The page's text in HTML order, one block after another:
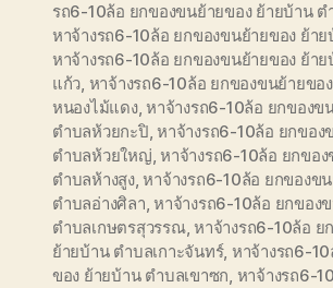
รถ6-10ล้อ ยกของขนย้ายของ ย้ายบ้าน
หาจ้างรถ6-10ล้อ ยกของขนย้ายของ ย้า
หาจ้างรถ6-10ล้อ ยกของขนย้ายของ ย้า
แก้ว, หาจ้างรถ6-10ล้อ ยกของขนย้ายขอ
หนองไม้แดง,หาจ้างรถ6-10ล้อ ยกของข
ตำบลห้วยกะปิ,หาจ้างรถ6-10ล้อ ยกของ
ตำบลห้วยใหญ่,หาจ้างรถ6-10ล้อ ยกขอ
ตำบลห้างสูง,หาจ้างรถ6-10ล้อ ยกของข
ตำบลอ่างศิลา,หาจ้างรถ6-10ล้อ ยกของ
ตำบลเกษตรสุวรรณ,หาจ้างรถ6-10ล้อ ย
ย้ายบ้าน ตำบลเกาะจันทร์, หาจ้างรถ6-
ของ ย้ายบ้าน ตำบลเขาซก, หาจ้างรถ6-